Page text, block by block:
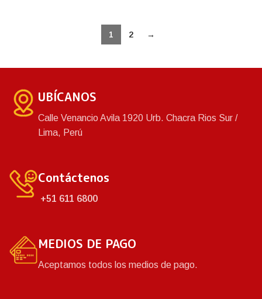
1 2 →
UBÍCANOS
Calle Venancio Avila 1920 Urb. Chacra Rios Sur /
Lima, Perú
Contáctenos
+51 611 6800
MEDIOS DE PAGO
Aceptamos todos los medios de pago.